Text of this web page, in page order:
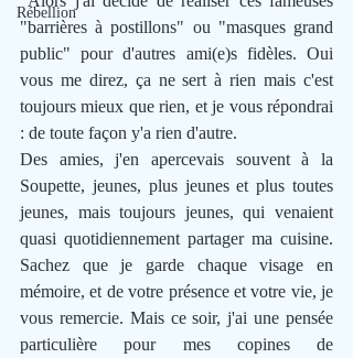
Rébellion
"barrières à postillons" ou "masques grand
public" pour d'autres ami(e)s fidèles. Oui
vous me direz, ça ne sert à rien mais c'est
toujours mieux que rien, et je vous répondrai
: de toute façon y'a rien d'autre.
Des amies, j'en apercevais souvent à la
Soupette, jeunes, plus jeunes et plus toutes
jeunes, mais toujours jeunes, qui venaient
quasi quotidiennement partager ma cuisine.
Sachez que je garde chaque visage en
mémoire, et de votre présence et votre vie, je
vous remercie. Mais ce soir, j'ai une pensée
particulière pour mes copines de